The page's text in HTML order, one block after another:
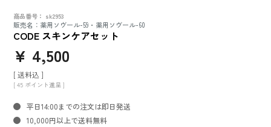
商品番号 sk2953
販売名：薬用ソヴール-59・薬用ソヴール-60
CODE スキンケアセット
¥ 4,500
送料込
[ 45 ポイント進呈 ]
平日14:00までの注文は即日発送
10,000円以上で送料無料